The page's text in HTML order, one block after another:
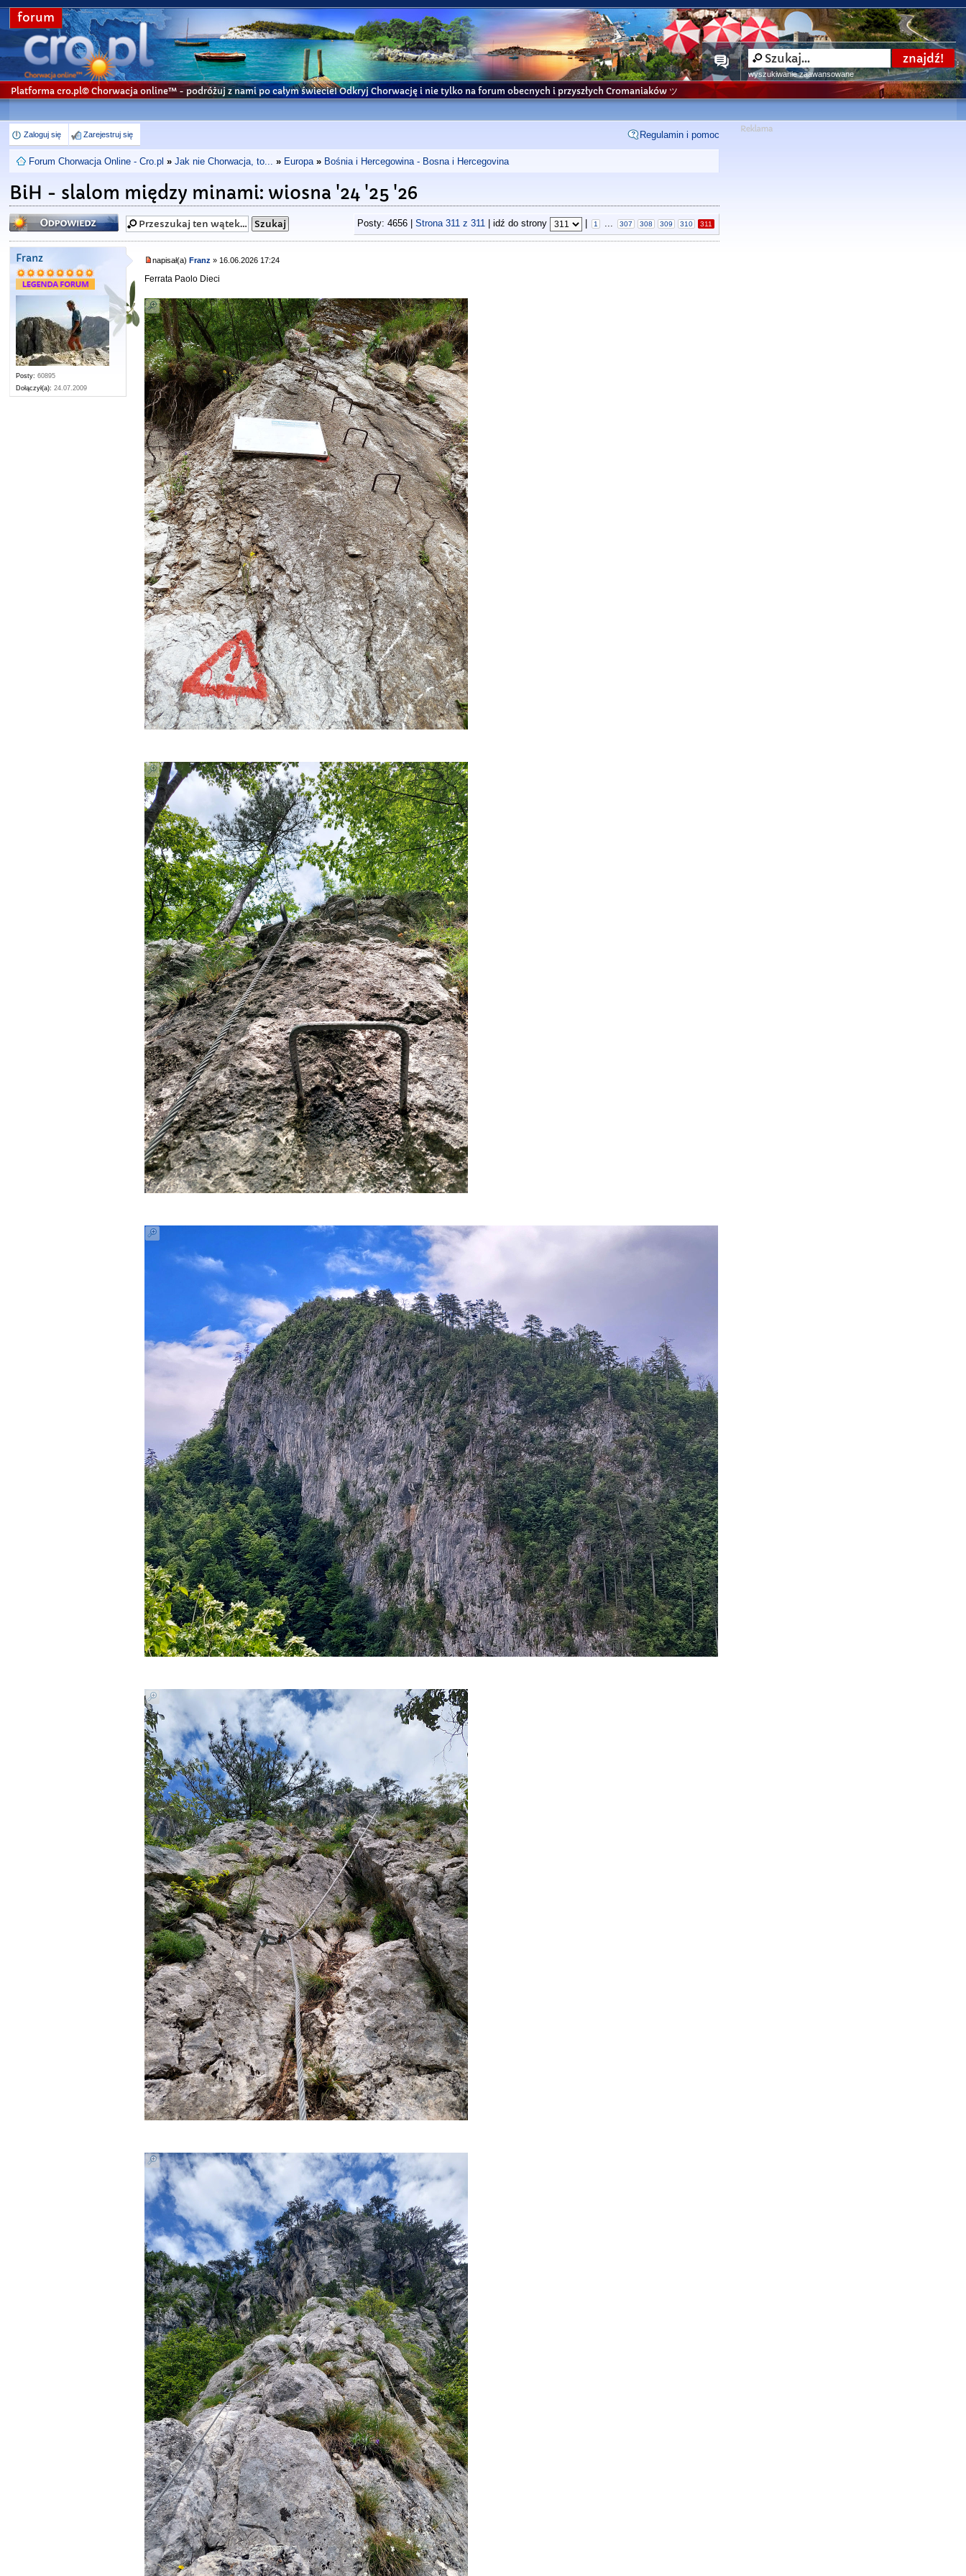
forum
wyszukiwanie zaawansowane
Platforma cro.pl© Chorwacja online™ - podróżuj z nami po całym świecie! Odkryj Chorwację i nie tylko na forum obecnych i przyszłych Cromaniaków ツ
Zaloguj się Zarejestruj się Regulamin i pomoc
Forum Chorwacja Online - Cro.pl » Jak nie Chorwacja, to... » Europa » Bośnia i Hercegowina - Bosna i Hercegovina
BiH - slalom między minami: wiosna '24 '25 '26
Odpowiedz Posty: 4656 | Strona 311z 311| idź do strony 1 ... 307 308 309 310 311
Franz
Posty: 60895
Dołączył(a): 24.07.2009
napisał(a)Franz » 16.06.2026 17:24
Ferrata Paolo Dieci